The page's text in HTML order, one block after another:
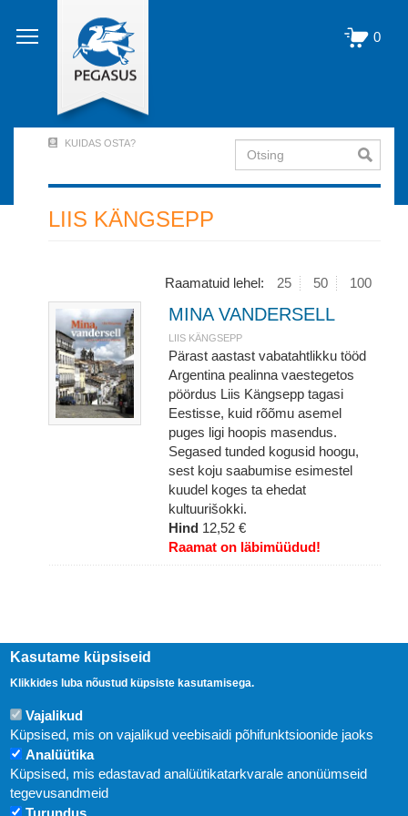
edasi
põhisisu
0
Account
Menu
KUIDAS OSTA? Otsing
LIIS KÄNGSEPP
Raamatuid lehel: 25 50 100
MINA VANDERSELL
LIIS KÄNGSEPP
Pärast aastast vabatahtlikku tööd
Argentina pealinna vaestegetos
pöördus Liis Kängsepp tagasi
Eestisse, kuid rõõmu asemel
puges ligi hoopis masendus.
Segased tunded kogusid hoogu,
sest koju saabumise esimestel
kuudel koges ta ehedat
kultuurišokki.
Hind 12,52 €
Raamat on läbimüüdud!
Uudised
Kasutame küpsiseid
Klikkides luba nõustud küpsiste kasutamisega.
Vajalikud
Küpsised, mis on vajalikud veebisaidi põhifunktsioonide jaoks
Analüütika
Küpsised, mis edastavad analüütikatarkvarale anonüümseid
tegevusandmeid
Turundus